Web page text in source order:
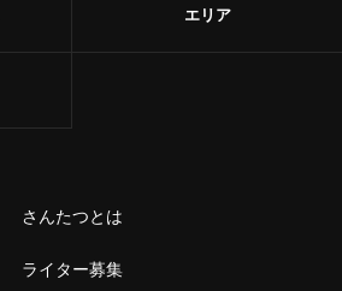
エリア
さんたつとは
ライター募集